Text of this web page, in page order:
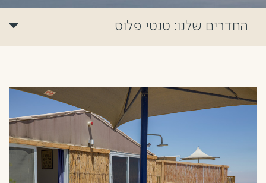
החדרים שלנו: טנטי פלוס